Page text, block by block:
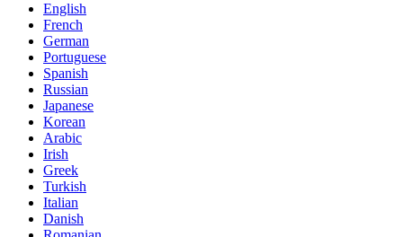
English
French
German
Portuguese
Spanish
Russian
Japanese
Korean
Arabic
Irish
Greek
Turkish
Italian
Danish